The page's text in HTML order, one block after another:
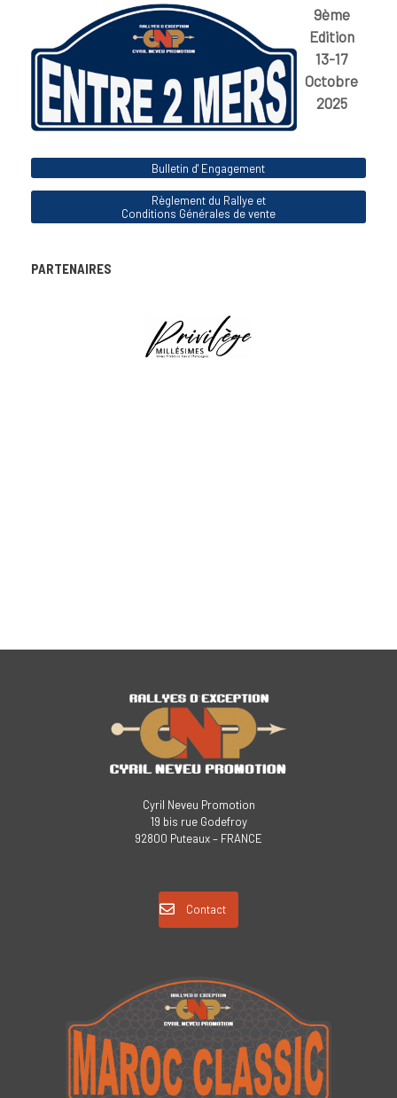
9ème
Edition
13-17
Octobre
2025
Bulletin d' Engagement
Règlement du Rallye et
Conditions Générales de vente
PARTENAIRES
Cyril Neveu Promotion
19 bis rue Godefroy
92800 Puteaux – FRANCE
Contact